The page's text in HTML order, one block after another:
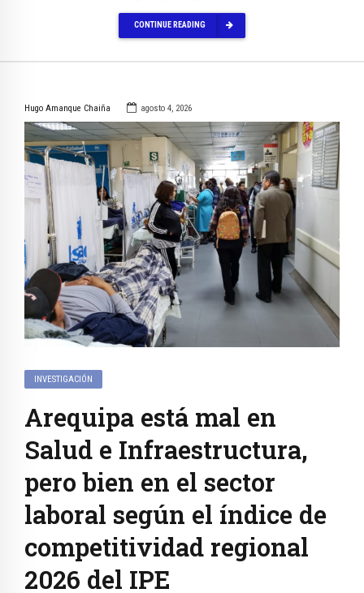
CONTINUE READING
Hugo Amanque Chaiña agosto 4, 2026
INVESTIGACIÓN
Arequipa está mal en
Salud e Infraestructura,
pero bien en el sector
laboral según el índice de
competitividad regional
2026 del IPE